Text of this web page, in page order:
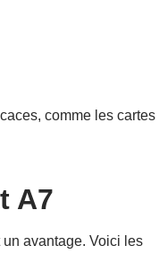
comme les
A7
avantage. Voici les